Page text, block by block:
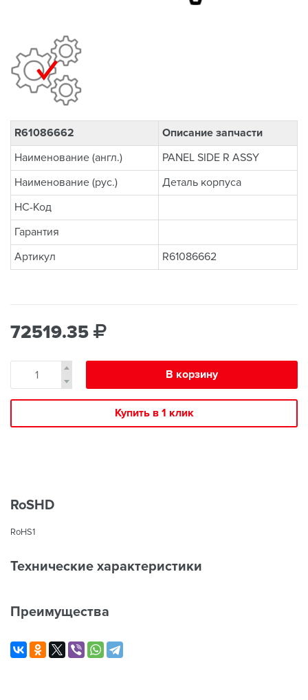
R61086662
Описание запчасти
Наименование (англ.)
PANEL SIDE R ASSY
Наименование (рус.)
Деталь корпуса
НС-Код
Гарантия
Артикул
R61086662
72519.35
В корзину
Купить в 1 клик
RoSHD
RoHS1
Технические характеристики
Преимущества